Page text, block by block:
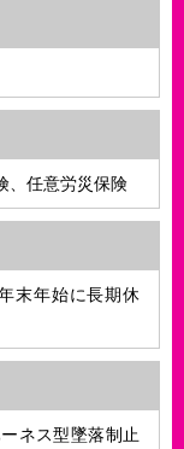
、任意労災保険
末年始に長期休
ネス型墜落制止